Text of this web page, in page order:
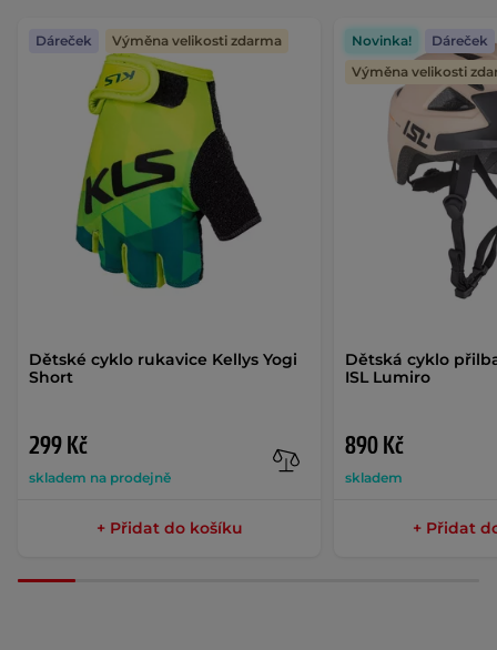
Dětské cyklo rukavice Kellys Yogi
Short
299 Kč
skladem na prodejně
Dáreček Výměna velikosti zdarma
+ Přidat do košíku
Dětská cyklo
ISL Lumiro
890 Kč
skladem
Novinka!
Dáreček
Výměna velikosti
+ Přidat